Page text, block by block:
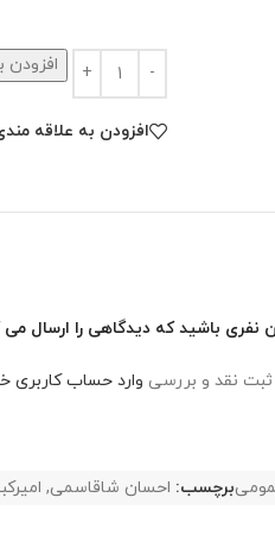
افزودن
افزودن به علاقه
نفری باشید که دیدگاهی را ارسال می
ثبت نقد و بررسی وارد حساب کاربری
برچسب: احسان شاقاسمی,